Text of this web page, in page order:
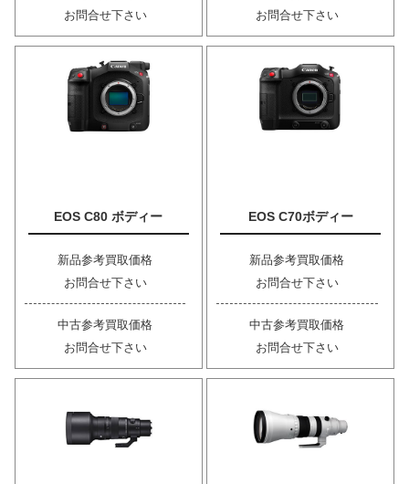
お問合せ下さい
お問合せ下さい
EOS C80 ボディー
新品参考買取価格
お問合せ下さい
中古参考買取価格
お問合せ下さい
EOS C70ボディー
新品参考買取価格
お問合せ下さい
中古参考買取価格
お問合せ下さい